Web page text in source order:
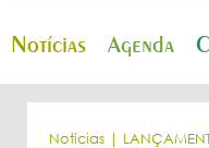
Notícias Agenda
Notícias |